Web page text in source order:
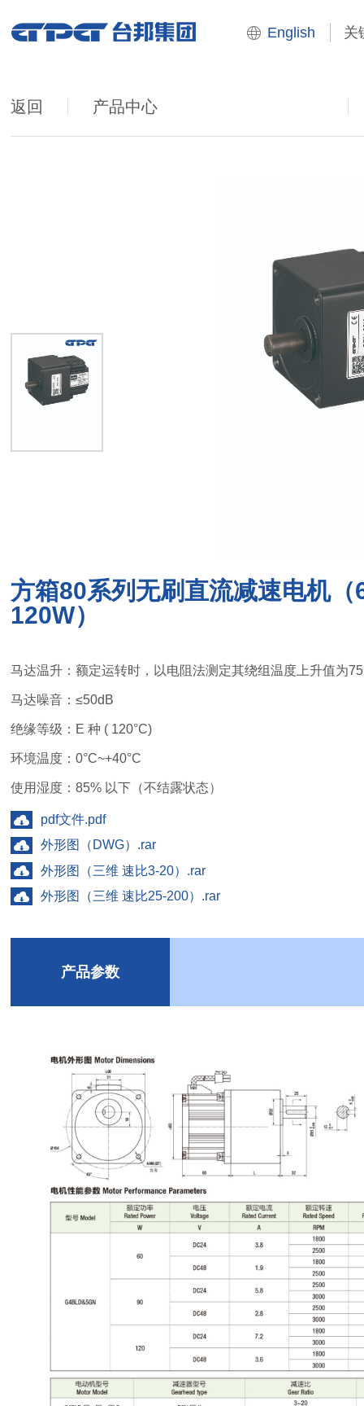
English
返回 产品中心
方箱80系列无刷直流减速电机（
120W）
马达温升：额定运转时，以电阻法测定其绕组温度上升值为
马达噪音：≤50dB
绝缘等级：E 种 ( 120°C)
环境温度：0°C~+40°C
使用湿度：85% 以下（不结露状态）
pdf文件.pdf
外形图（DWG）.rar
外形图（三维 速比3-20）.rar
外形图（三维 速比25-200）.rar
产品参数